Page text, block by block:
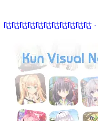
咕咕咕咕咕咕咕咕咕咕咕 ·